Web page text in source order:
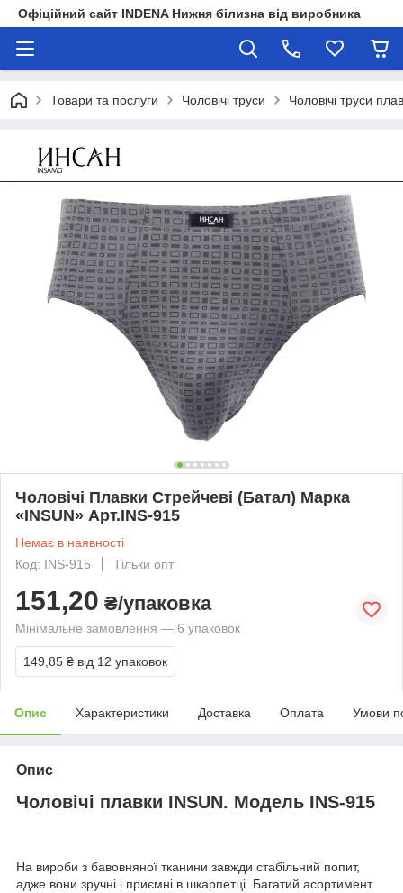
Офіційний сайт INDENA Нижня білизна від виробника
Товари та послуги Чоловічі труси Чоловічі труси
Чоловічі Плавки Стрейчеві (Батал) Марка
«INSUN» Арт.INS-915
Немає в наявності
Код: INS-915
Тільки опт
151,20 ₴/упаковка
Мінімальне замовлення — 6 упаковок
149,85 ₴ від 12 упаковок
Опис Характеристики Доставка Оплата Умови
Опис
Чоловічі плавки INSUN. Модель INS-915
На вироби з бавовняної тканини завжди стабільний попит,
адже вони зручні і приємні в шкарпетці. Багатий асортимент